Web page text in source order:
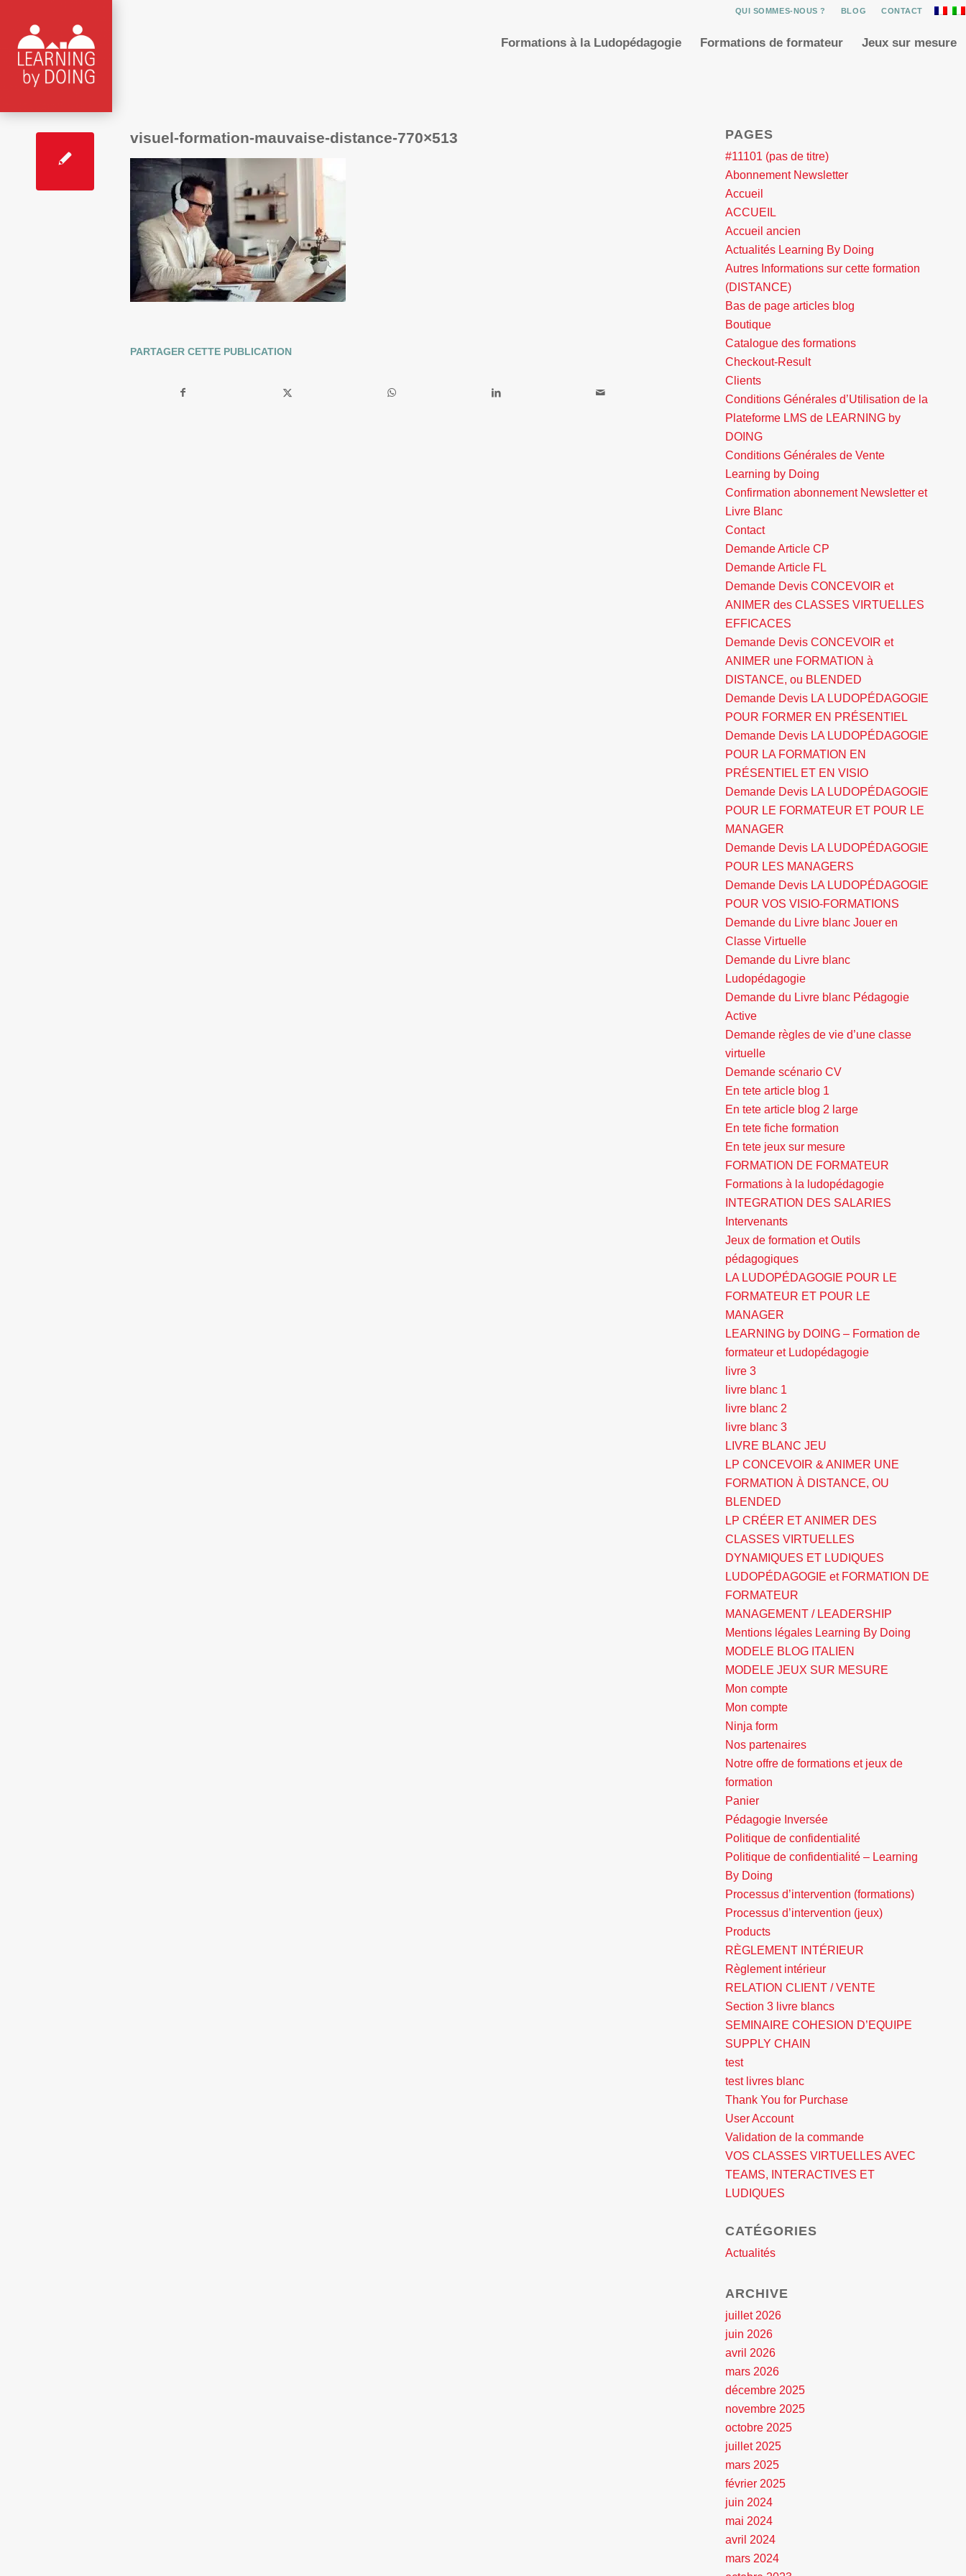
QUI SOMMES-NOUS ? BLOG CONTACT
Formations à la Ludopédagogie Formations de formateur Jeux sur mesure
visuel-formation-mauvaise-distance-770×513
PARTAGER CETTE PUBLICATION
PAGES
#11101 (pas de titre)
Abonnement Newsletter
Accueil
ACCUEIL
Accueil ancien
Actualités Learning By Doing
Autres Informations sur cette formation
(DISTANCE)
Bas de page articles blog
Boutique
Catalogue des formations
Checkout-Result
Clients
Conditions Générales d’Utilisation de la
Plateforme LMS de LEARNING by
DOING
Conditions Générales de Vente
Learning by Doing
Confirmation abonnement Newsletter et
Livre Blanc
Contact
Demande Article CP
Demande Article FL
Demande Devis CONCEVOIR et
ANIMER des CLASSES VIRTUELLES
EFFICACES
Demande Devis CONCEVOIR et
ANIMER une FORMATION à
DISTANCE, ou BLENDED
Demande Devis LA LUDOPÉDAGOGIE
POUR FORMER EN PRÉSENTIEL
Demande Devis LA LUDOPÉDAGOGIE
POUR LA FORMATION EN
PRÉSENTIEL ET EN VISIO
Demande Devis LA LUDOPÉDAGOGIE
POUR LE FORMATEUR ET POUR LE
MANAGER
Demande Devis LA LUDOPÉDAGOGIE
POUR LES MANAGERS
Demande Devis LA LUDOPÉDAGOGIE
POUR VOS VISIO-FORMATIONS
Demande du Livre blanc Jouer en
Classe Virtuelle
Demande du Livre blanc
Ludopédagogie
Demande du Livre blanc Pédagogie
Active
Demande règles de vie d’une classe
virtuelle
Demande scénario CV
En tete article blog 1
En tete article blog 2 large
En tete fiche formation
En tete jeux sur mesure
FORMATION DE FORMATEUR
Formations à la ludopédagogie
INTEGRATION DES SALARIES
Intervenants
Jeux de formation et Outils
pédagogiques
LA LUDOPÉDAGOGIE POUR LE
FORMATEUR ET POUR LE
MANAGER
LEARNING by DOING – Formation de
formateur et Ludopédagogie
livre 3
livre blanc 1
livre blanc 2
livre blanc 3
LIVRE BLANC JEU
LP CONCEVOIR & ANIMER UNE
FORMATION À DISTANCE, OU
BLENDED
LP CRÉER ET ANIMER DES
CLASSES VIRTUELLES
DYNAMIQUES ET LUDIQUES
LUDOPÉDAGOGIE et FORMATION DE
FORMATEUR
MANAGEMENT / LEADERSHIP
Mentions légales Learning By Doing
MODELE BLOG ITALIEN
MODELE JEUX SUR MESURE
Mon compte
Mon compte
Ninja form
Nos partenaires
Notre offre de formations et jeux de
formation
Panier
Pédagogie Inversée
Politique de confidentialité
Politique de confidentialité – Learning
By Doing
Processus d’intervention (formations)
Processus d’intervention (jeux)
Products
RÈGLEMENT INTÉRIEUR
Règlement intérieur
RELATION CLIENT / VENTE
Section 3 livre blancs
SEMINAIRE COHESION D’EQUIPE
SUPPLY CHAIN
test
test livres blanc
Thank You for Purchase
User Account
Validation de la commande
VOS CLASSES VIRTUELLES AVEC
TEAMS, INTERACTIVES ET
LUDIQUES
CATÉGORIES
Actualités
ARCHIVE
juillet 2026
juin 2026
avril 2026
mars 2026
décembre 2025
novembre 2025
octobre 2025
juillet 2025
mars 2025
février 2025
juin 2024
mai 2024
avril 2024
mars 2024